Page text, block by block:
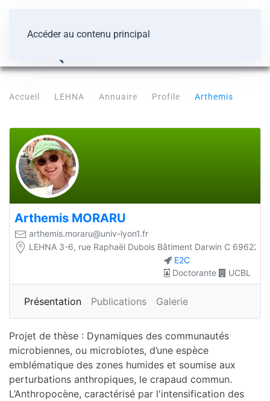
Accéder au contenu principal
Accueil LEHNA Annuaire Profile Arthemis
Arthemis MORARU
arthemis.moraru@univ-lyon1.fr
LEHNA 3-6, rue Raphaël Dubois Bâtiment Darwin C 69622
E2C
Doctorante
UCBL
Présentation Publications Galerie
Plus
Projet de thèse : Dynamiques des communautés
microbiennes, ou microbiotes, d’une espèce
emblématique des zones humides et soumise aux
perturbations anthropiques, le crapaud commun.
L’Anthropocène, caractérisé par l'intensification des